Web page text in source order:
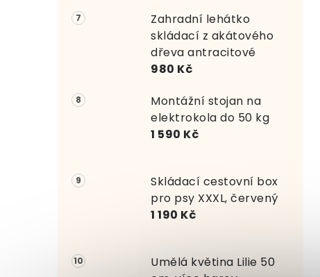
Zahradní lehátko
skládací z akátového
dřeva antracitové
980 Kč
Montážní stojan na
elektrokola do 50 kg
1 590 Kč
Skládací cestovní box
pro psy XXXL, červený
1 190 Kč
Umělá květina Lilie 50